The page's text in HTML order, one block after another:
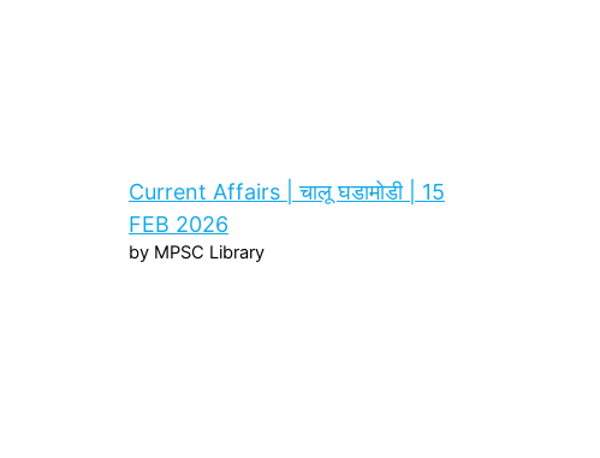
Current Affairs | चालू घडामोडी | 15
FEB 2026
by MPSC Library